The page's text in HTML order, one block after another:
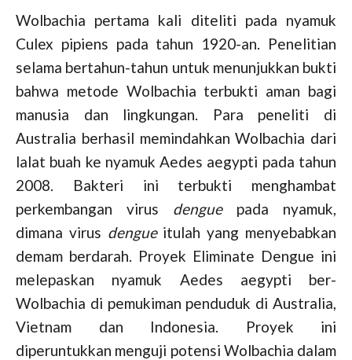
Wolbachia pertama kali diteliti pada nyamuk
Culex pipiens pada tahun 1920-an. Penelitian
selama bertahun-tahun untuk menunjukkan bukti
bahwa metode Wolbachia terbukti aman bagi
manusia dan lingkungan. Para peneliti di
Australia berhasil memindahkan Wolbachia dari
lalat buah ke nyamuk Aedes aegypti pada tahun
2008. Bakteri ini terbukti menghambat
perkembangan virus denguepada nyamuk,
dimana virus dengueitulah yang menyebabkan
demam berdarah. Proyek Eliminate Dengue ini
melepaskan nyamuk Aedes aegypti ber-
Wolbachia di pemukiman penduduk di Australia,
Vietnam dan Indonesia. Proyek ini
diperuntukkan menguji potensi Wolbachia dalam